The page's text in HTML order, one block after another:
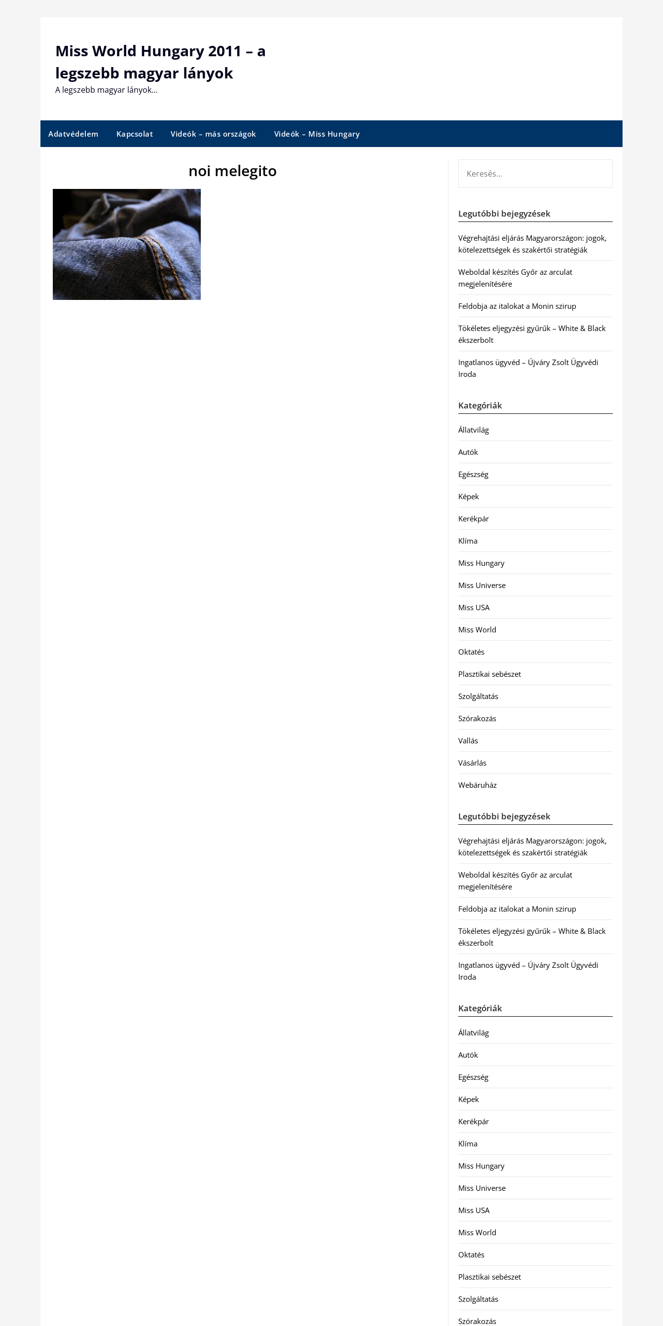
Miss World Hungary 2011 – a
legszebb magyar lányok
A legszebb magyar lányok…
Adatvédelem Kapcsolat Videók – más országok Videók – Miss Hungary
noi melegito
Legutóbbi bejegyzések
Végrehajtási eljárás Magyarországon: jogok,
kötelezettségek és szakértői stratégiák
Weboldal készítés Győr az arculat
megjelenítésére
Feldobja az italokat a Monin szirup
Tökéletes eljegyzési gyűrűk – White & Black
ékszerbolt
Ingatlanos ügyvéd – Újváry Zsolt Ügyvédi
Iroda
Kategóriák
Állatvilág
Autók
Egészség
Képek
Kerékpár
Klíma
Miss Hungary
Miss Universe
Miss USA
Miss World
Oktatés
Plasztikai sebészet
Szolgáltatás
Szórakozás
Vallás
Vásárlás
Webáruház
Legutóbbi bejegyzések
Végrehajtási eljárás Magyarországon: jogok,
kötelezettségek és szakértői stratégiák
Weboldal készítés Győr az arculat
megjelenítésére
Feldobja az italokat a Monin szirup
Tökéletes eljegyzési gyűrűk – White & Black
ékszerbolt
Ingatlanos ügyvéd – Újváry Zsolt Ügyvédi
Iroda
Kategóriák
Állatvilág
Autók
Egészség
Képek
Kerékpár
Klíma
Miss Hungary
Miss Universe
Miss USA
Miss World
Oktatés
Plasztikai sebészet
Szolgáltatás
Szórakozás